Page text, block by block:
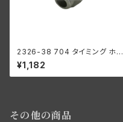
2326-38 704 タイミング ホー
ル プラグ ハーレーダビッドソン
1938-64年 EL WL UL G 白メ
ッキ
¥1,182
その他の商品